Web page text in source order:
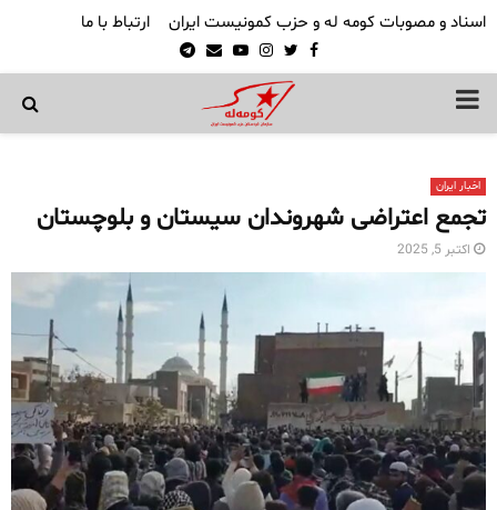
اسناد و مصوبات کومه له و حزب کمونیست ایران ارتباط با ما
Facebook
Twitter
Instagram
Youtube
Email
Telegram
PRIMARY
اخبار ایران
تجمع اعتراضی شهروندان سیستان و بلوچستان
اکتبر 5, 2025